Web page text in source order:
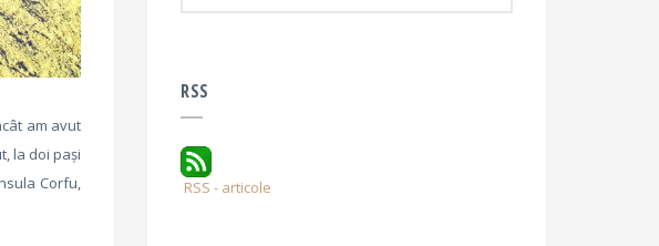
am avut
la doi pași
Corfu,
RSS
RSS - articole